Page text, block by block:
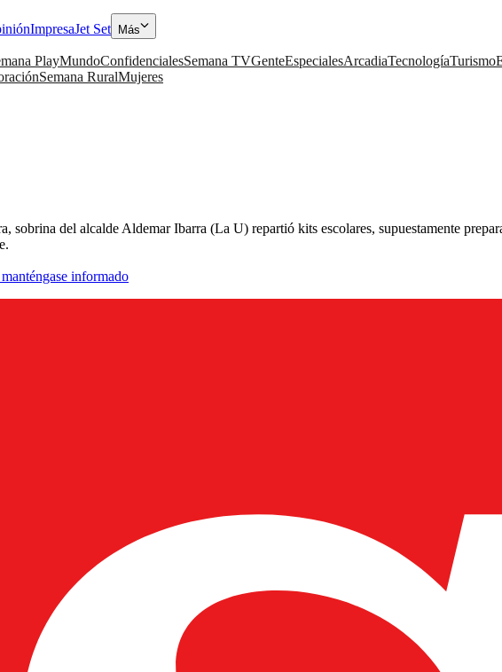
ImpresaJet Set Más
PlayMundoConfidencialesSemana TVGenteEspecialesArcadiaTecnologíaTurismo
Semana RuralMujeres
sobrina del alcalde Aldemar Ibarra (La U) repartió kits escolares, supuestamente
informado